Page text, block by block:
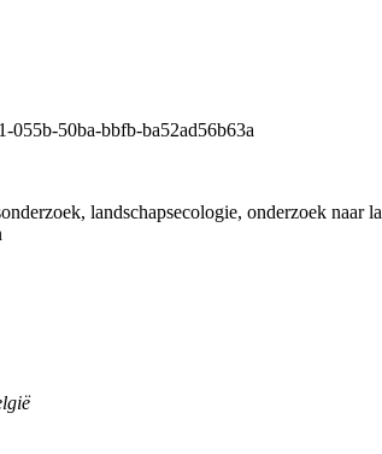
055b-50ba-bbfb-ba52ad56b63a
landschapsecologie, onderzoek naar